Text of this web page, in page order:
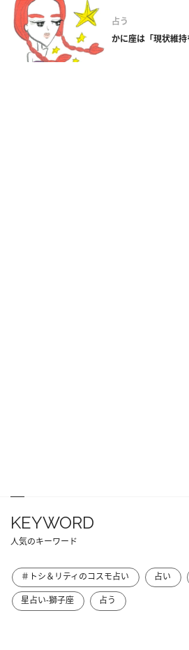
占う
かに座は「現状維持
KEYWORD
人気のキーワード
＃トシ＆リティのコスモ占い 占い
星占い-獅子座
占う